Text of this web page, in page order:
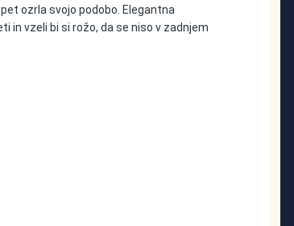
ozrla svojo podobo. Elegantna
in vzeli bi si rožo, da se niso v zadnjem